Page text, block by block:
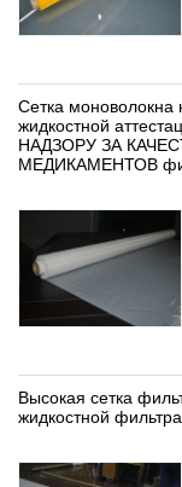
Сетка моноволокна
жидкостной
НАДЗОРУ ЗА
МЕДИКАМЕНТОВ
Высокая сетка
жидкостной